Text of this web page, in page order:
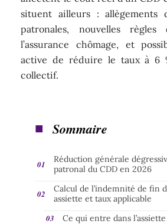
situent ailleurs : allègements
patronales, nouvelles règles
l’assurance chômage, et
active de réduire le taux à 6
collectif.
Sommaire
Réduction générale
patronal du CDD en 2026
Calcul de l’indemnité de fin
assiette et taux applicable
Ce qui entre dans l’assiette